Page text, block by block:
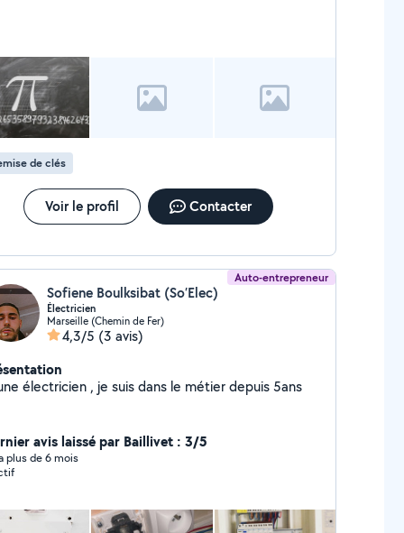
à vos disponibilités. N'hésitez pas à me
contacter. Cordialement
de clés
Voir le profil Contacter
Auto-entrepreneur
Sofiene Boulksibat (So’Elec)
Électricien
Marseille (Chemin de Fer)
4,3/5 (3 avis)
électricien , je suis dans le métier depuis 5ans
avis laissé par Baillivet : 3/5
plus de 6 mois